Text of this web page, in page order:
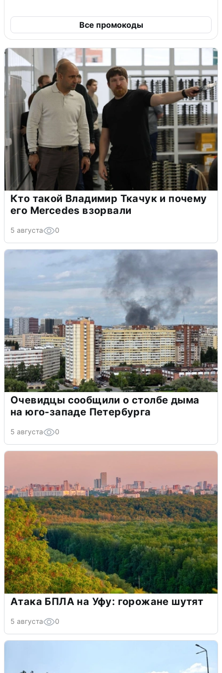
Все промокоды
Кто такой Владимир Ткачук и почему
его Mercedes взорвали
5 августа 0
Очевидцы сообщили о столбе дыма
на юго-западе Петербурга
5 августа 0
Атака БПЛА на Уфу: горожане шутят
5 августа 0